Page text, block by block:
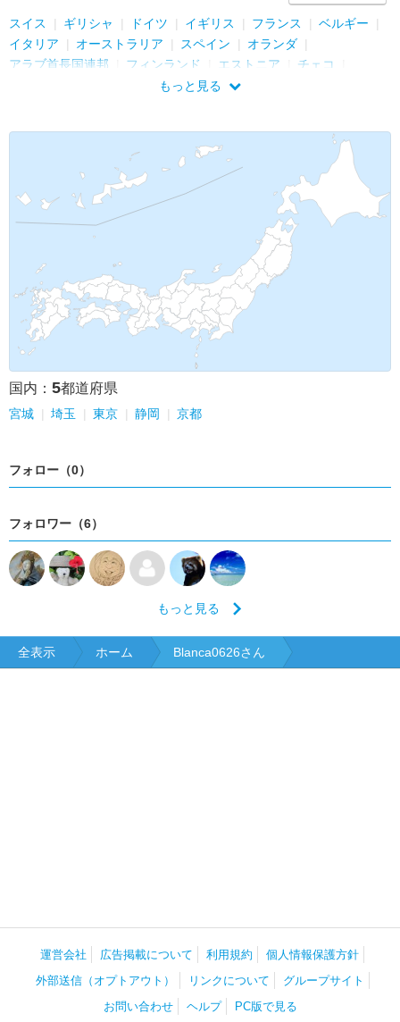
スイス ギリシャ ドイツ イギリス フランス
ベルギー
イタリア
オーストラリア スペイン
オランダ
アラブ首長国連邦
フィンランド エストニア
チェコ
オーストリア ポーランド
もっと見る
国内： 5都道府県
宮城 埼玉 東京 静岡 京都
フォロー（0）
フォロワー（6）
もっと見る
全表示 ホーム Blanca0626さん
運営会社 広告掲載について 利用規約
個人情報保護方針
外部送信（オプトアウト）
リンクについて
グループサイト
お問い合わせ
ヘルプ PC版で見る